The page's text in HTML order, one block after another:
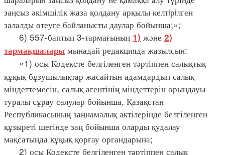
заңсыз әкімшілік жаза қолдану арқылы келтiрiлген
залалды өтеуге байланысты даулар бойынша;»;
6) 557-баптың 3-тармағының 1) және 2)
тармақшалары мынадай редакцияда жазылсын:
«1) осы Кодексте белгіленген тәртіппен салықтық
құқық бұзушылықтар жасайтын адамдардың салық
міндеттемесін, салық агентінің міндеттерін орындауы
туралы сұрау салулар бойынша, Қазақстан
Республикасының заңнамалық актілерінде белгіленген
құзыреті шегінде заң бойынша оларды қудалау
мақсатында құқық қорғау органдарына;
2) осы Кодексте белгіленген тәртіппен салық